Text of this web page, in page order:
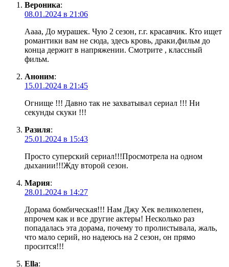
Вероника:
08.01.2024 в 21:06
Аааа, До мурашек. Чую 2 сезон, г.г. красавчик. Кто ищет
романтики вам не сюда, здесь кровь, драки,фильм до
конца держит в напряжении. Смотрите , классный
фильм.
Аноним:
15.01.2024 в 21:45
Огнище !!! Давно так не захватывал сериал !!! Ни
секунды скуки !!!
Разиля:
25.01.2024 в 15:43
Просто суперский сериал!!!Просмотрела на одном
дыхании!!!Жду второй сезон.
Мария:
28.01.2024 в 14:27
Дорама бомбическая!!! Нам Джу Хек великолепен,
впрочем как и все другие актеры! Несколько раз
попадалась эта дорама, почему то пролистывала, жаль,
что мало серий, но надеюсь на 2 сезон, он прямо
просится!!!
Ella: